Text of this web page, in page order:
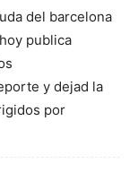
del barcelona
publica
y dejad la
por